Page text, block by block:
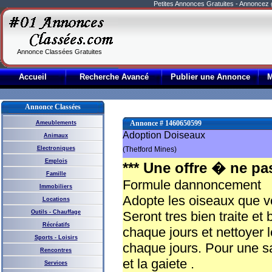
Petites Annonces Gratuites -
Annonce Classées Gratuites
Accueil Recherche Avancé Publier une Annonce
Annonce Classées
Ameublements
Animaux
Electroniques
Emplois
Famille
Immobiliers
Locations
Outils - Chauffage
Récréatifs
Sports - Loisirs
Rencontres
Services
Annonce # 1460650599
Adoption Doiseaux
(Thetford Mines)
*** Une offre � ne
Formule dannoncement
Adopte les oiseaux que
Seront tres bien traite et
chaque jours et nettoyer
chaque jours. Pour une
et la gaiete .